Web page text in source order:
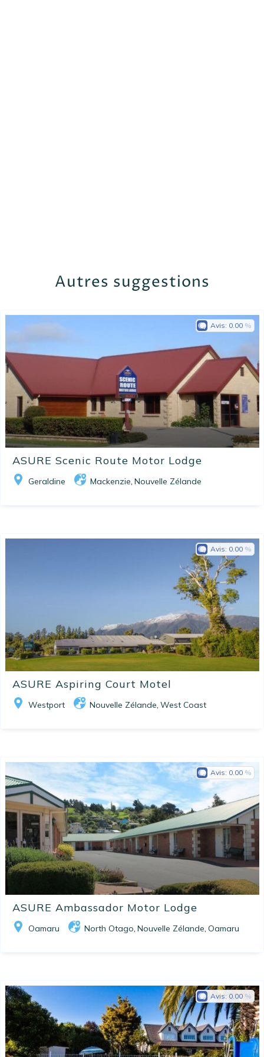
Autres suggestions
ASURE Scenic Route Motor Lodge
Geraldine Mackenzie, Nouvelle Zélande
Avis: 0.00
ASURE Aspiring Court Motel
Westport Nouvelle Zélande, West Coast
Avis: 0.00
ASURE Ambassador Motor Lodge
Oamaru North Otago, Nouvelle Zélande, Oamaru
Avis: 0.00
Avis: 0.00